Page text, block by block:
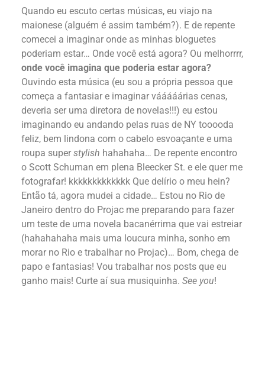
Quando eu escuto certas músicas, eu viajo na
maionese (alguém é assim também?). E de repente
comecei a imaginar onde as minhas bloguetes
poderiam estar… Onde você está agora? Ou melhorrrr,
onde você imagina que poderia estar agora?
Ouvindo esta música (eu sou a própria pessoa que
começa a fantasiar e imaginar vááááárias cenas,
deveria ser uma diretora de novelas!!!) eu estou
imaginando eu andando pelas ruas de NY tooooda
feliz, bem lindona com o cabelo esvoaçante e uma
roupa super stylish hahahaha… De repente encontro
o Scott Schuman em plena Bleecker St. e ele quer me
fotografar! kkkkkkkkkkkkk Que delírio o meu hein?
Então tá, agora mudei a cidade… Estou no Rio de
Janeiro dentro do Projac me preparando para fazer
um teste de uma novela bacanérrima que vai estreiar
(hahahahaha mais uma loucura minha, sonho em
morar no Rio e trabalhar no Projac)… Bom, chega de
papo e fantasias! Vou trabalhar nos posts que eu
ganho mais! Curte aí sua musiquinha. See you!